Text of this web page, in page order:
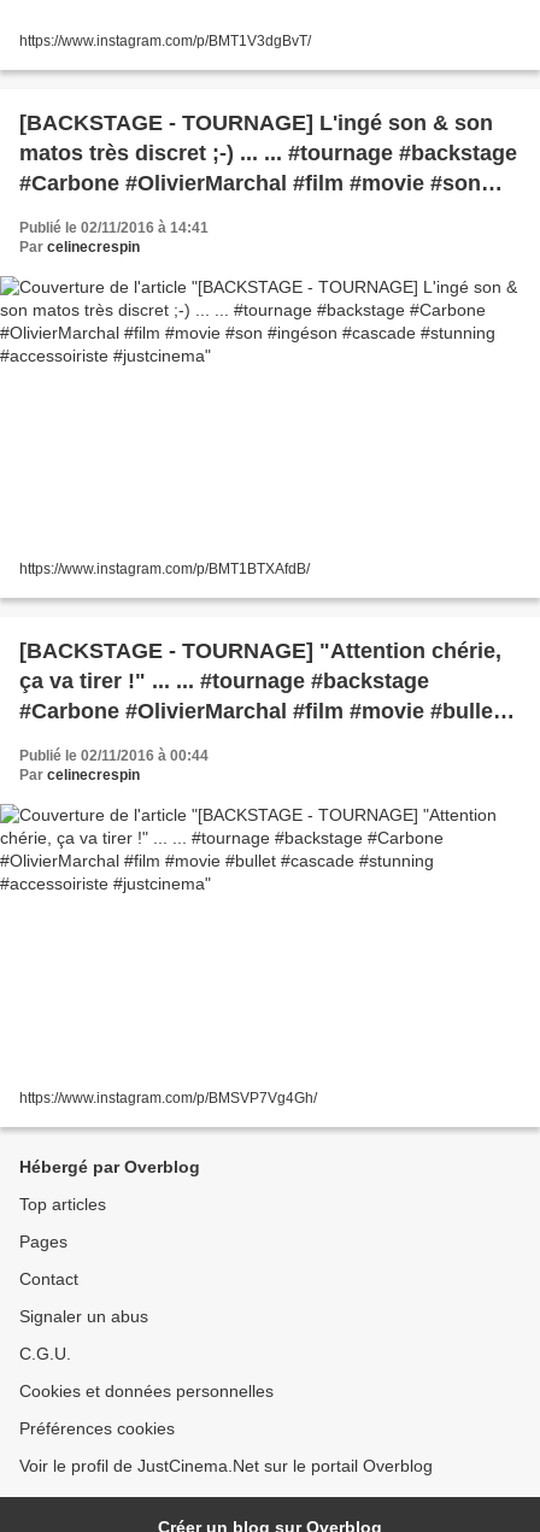
https://www.instagram.com/p/BMT1V3dgBvT/
[BACKSTAGE - TOURNAGE] L'ingé son & son
matos très discret ;-) ... ... #tournage #backstage
#Carbone #OlivierMarchal #film #movie #son
#justcinema
Publié le 02/11/2016 à 14:41
Par celinecrespin
https://www.instagram.com/p/BMT1BTXAfdB/
[BACKSTAGE - TOURNAGE] "Attention chérie,
ça va tirer !" ... ... #tournage #backstage
#Carbone #OlivierMarchal #film #movie #bullet
#cascade #stunning #accessoiriste #justcinema
Publié le 02/11/2016 à 00:44
Par celinecrespin
https://www.instagram.com/p/BMSVP7Vg4Gh/
Hébergé par Overblog
Top articles
Pages
Contact
Signaler un abus
C.G.U.
Cookies et données personnelles
Préférences cookies
Voir le profil de JustCinema.Net sur le portail Overblog
Créer un blog sur Overblog